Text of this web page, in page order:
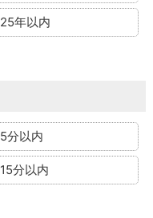
25年以内
5分以内
15分以内